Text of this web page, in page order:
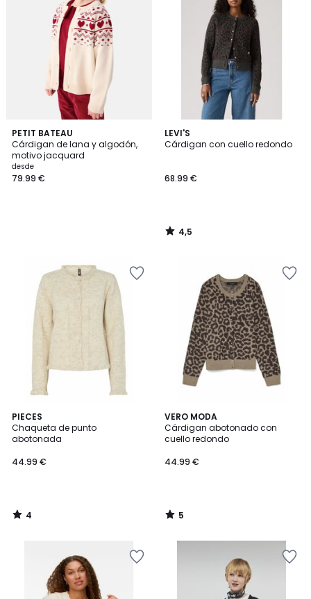
PETIT BATEAU
Cárdigan de lana y algodón,
motivo jacquard
desde
79.99 €
LEVI'S
Cárdigan con cuello redondo
68.99 €
4,5
/ 5
4,5
/
PIECES
Chaqueta de punto
abotonada
44.99 €
4
/
5
4
/
VERO MODA
Cárdigan abotonado con
cuello redondo
44.99 €
5
/
5
5
/